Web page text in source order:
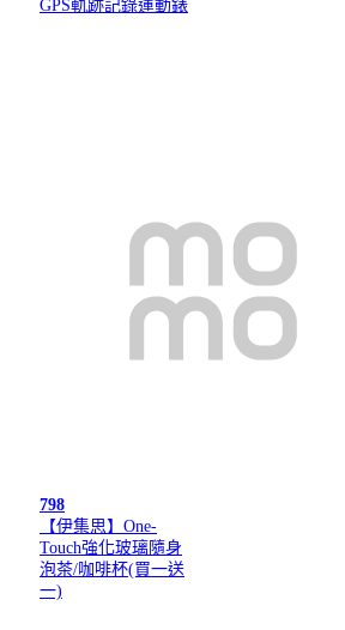
GPS軌跡記錄運動錶
798
【伊集思】One-
Touch強化玻璃隨身
泡茶/咖啡杯(買一送
一)